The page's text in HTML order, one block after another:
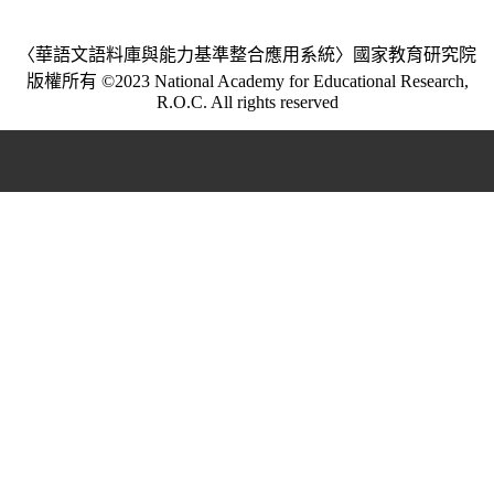
〈華語文語料庫與能力基準整合應用系統〉國家教育研究院
版權所有 ©2023 National Academy for Educational Research,
R.O.C. All rights reserved